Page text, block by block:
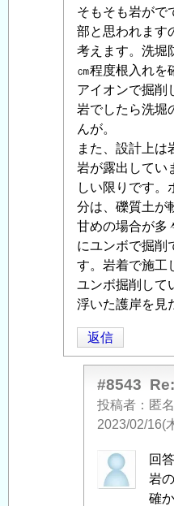
に
よ
る
「Re:
岩
着
基
礎 」
へ
の
返
信
そもそも岩がで
部と思われます
考えます。洗堀
㎝程度根入れを
アイオンで掘削
岩でしたら洗堀
んが。
また、設計上は
岩が露出してい
しい限りです。
分は、礫質土が
甘めの場合が多
にユンボで掘削
す。岩着で施工
ユンボ掘削して
浮いた護岸を見
返信
#8543
投稿者 匿
2023/02/16(
匿
名
回
岩
確